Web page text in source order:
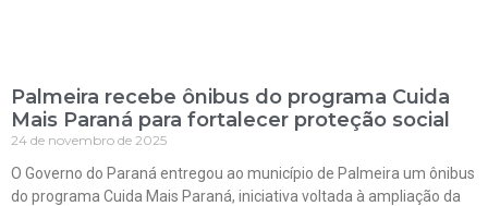
Palmeira recebe ônibus do programa Cuida
Mais Paraná para fortalecer proteção social
24 de novembro de 2025
O Governo do Paraná entregou ao município de Palmeira um ônibus
do programa Cuida Mais Paraná, iniciativa voltada à ampliação da